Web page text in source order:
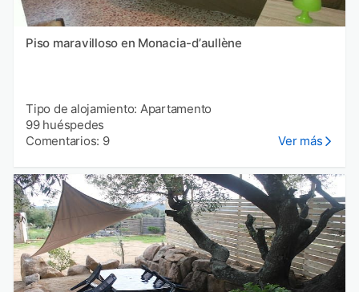
Piso maravilloso en Monacia-dʼaullène
Tipo de alojamiento: Apartamento
99 huéspedes
Comentarios: 9
Ver más